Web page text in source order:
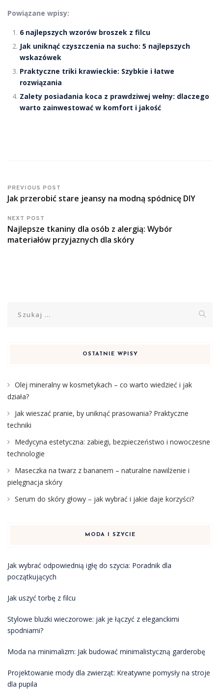
Powiązane wpisy:
6 najlepszych wzorów broszek z filcu
Jak uniknąć czyszczenia na sucho: 5 najlepszych
wskazówek
Praktyczne triki krawieckie: Szybkie i łatwe
rozwiązania
Zalety posiadania koca z prawdziwej wełny: dlaczego
warto zainwestować w komfort i jakość
PREVIOUS POST
Jak przerobić stare jeansy na modną spódnicę DIY
NEXT POST
Najlepsze tkaniny dla osób z alergią: Wybór
materiałów przyjaznych dla skóry
OSTATNIE WPISY
Olej mineralny w kosmetykach – co warto wiedzieć i jak
działa?
Jak wieszać pranie, by uniknąć prasowania? Praktyczne
techniki
Medycyna estetyczna: zabiegi, bezpieczeństwo i nowoczesne
technologie
Maseczka na twarz z bananem – naturalne nawilżenie i
pielęgnacja skóry
Serum do skóry głowy – jak wybrać i jakie daje korzyści?
MODA I SZYCIE
Jak wybrać odpowiednią igłę do szycia: Poradnik dla
początkujących
Jak uszyć torbę z filcu
Stylowe bluzki wieczorowe: jak je łączyć z eleganckimi
spodniami?
Moda na minimalizm: Jak budować minimalistyczną garderobę
Projektowanie mody dla zwierząt: Kreatywne pomysły na stroje
dla pupila